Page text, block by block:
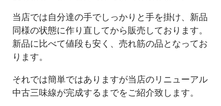
当店では自分達の手でしっかりと手を掛け、新品
同様の状態に作り直してから販売しております。
新品に比べて値段も安く、売れ筋の品となってお
ります。
それでは簡単ではありますが当店のリニューアル
中古三味線が完成するまでをご紹介致します。